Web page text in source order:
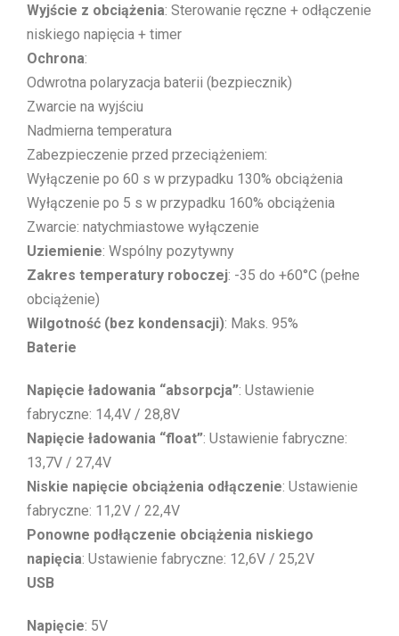
Wyjście z obciążenia: Sterowanie ręczne + odłączenie
niskiego napięcia + timer
Ochrona:
Odwrotna polaryzacja baterii (bezpiecznik)
Zwarcie na wyjściu
Nadmierna temperatura
Zabezpieczenie przed przeciążeniem:
Wyłączenie po 60 s w przypadku 130% obciążenia
Wyłączenie po 5 s w przypadku 160% obciążenia
Zwarcie: natychmiastowe wyłączenie
Uziemienie: Wspólny pozytywny
Zakres temperatury roboczej: -35 do +60°C (pełne
obciążenie)
Wilgotność (bez kondensacji): Maks. 95%
Baterie
Napięcie ładowania “absorpcja”: Ustawienie
fabryczne: 14,4V / 28,8V
Napięcie ładowania “float”: Ustawienie fabryczne:
13,7V / 27,4V
Niskie napięcie obciążenia odłączenie: Ustawienie
fabryczne: 11,2V / 22,4V
Ponowne podłączenie obciążenia niskiego
napięcia: Ustawienie fabryczne: 12,6V / 25,2V
USB
Napięcie: 5V